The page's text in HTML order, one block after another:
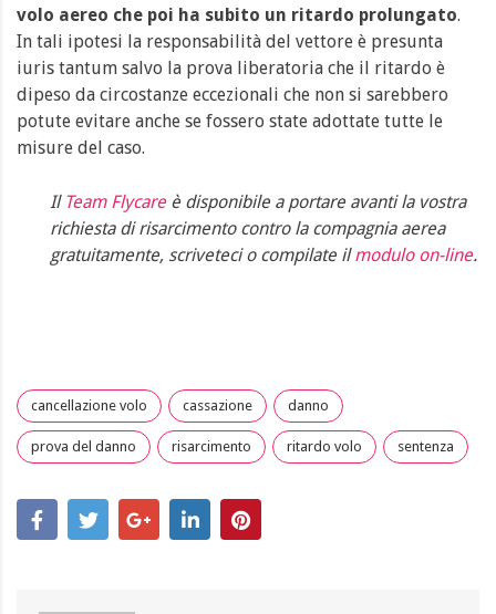
volo aereo che poi ha subito un ritardo prolungato.
In tali ipotesi la responsabilità del vettore è presunta
iuris tantum salvo la prova liberatoria che il ritardo è
dipeso da circostanze eccezionali che non si sarebbero
potute evitare anche se fossero state adottate tutte le
misure del caso.
Il Team Flycareè disponibile a portare avanti la vostra
richiesta di risarcimento contro la compagnia aerea
gratuitamente, scriveteci o compilate ilmodulo on-line.
cancellazione volo cassazione danno
prova del danno risarcimento ritardo volo sentenza